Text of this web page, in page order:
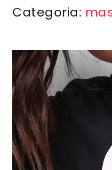
Categoria: